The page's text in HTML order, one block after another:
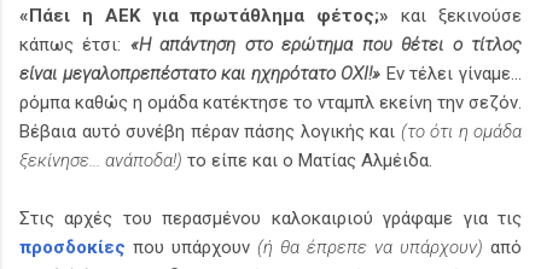
«Πάει η ΑΕΚ για πρωτάθλημα φέτος;» και ξεκινούσε
κάπως έτσι: «Η απάντηση στο ερώτημα που θέτει ο τίτλος
είναι μεγαλοπρεπέστατο και ηχηρότατο ΟΧΙ!» Εν τέλει γίναμε...
ρόμπα καθώς η ομάδα κατέκτησε το νταμπλ εκείνη την σεζόν.
Βέβαια αυτό συνέβη πέραν πάσης λογικής και (το ότι η ομάδα
ξεκίνησε... ανάποδα!) το είπε και ο Ματίας Αλμέιδα.
Στις αρχές του περασμένου καλοκαιριού γράφαμε για τις
προσδοκίες που υπάρχουν (ή θα έπρεπε να υπάρχουν) από